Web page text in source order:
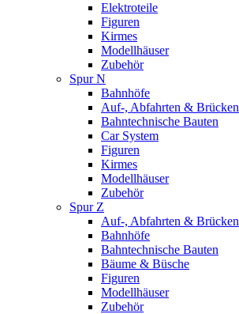
Elektroteile
Figuren
Kirmes
Modellhäuser
Zubehör
Spur N
Bahnhöfe
Auf-, Abfahrten & Brücken
Bahntechnische Bauten
Car System
Figuren
Kirmes
Modellhäuser
Zubehör
Spur Z
Auf-, Abfahrten & Brücken
Bahnhöfe
Bahntechnische Bauten
Bäume & Büsche
Figuren
Modellhäuser
Zubehör